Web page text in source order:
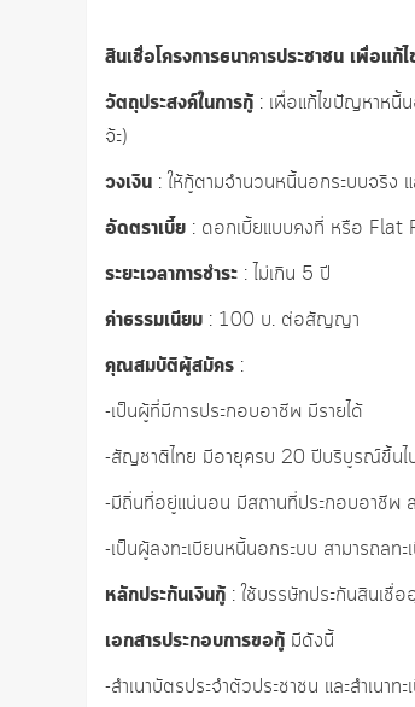
สินเชื่อโครงการธนาคารประชาชน เพื่อแ
วัตถุประสงค์ในการกู้ : เพื่อแก้ไขปัญหาหนี้น
จ้ะ)
วงเงิน : ให้กู้ตามจำนวนหนี้นอกระบบจริง แ
อัดตราเบี้ย : ดอกเบี้ยแบบคงที่ หรือ Flat
ระยะเวลาการชำระ : ไม่เกิน 5 ปี
ค่าธรรมเนียม : 100 บ. ต่อสัญญา
คุณสมบัติผู้สมัคร :
-เป็นผู้ที่มีการประกอบอาชีพ มีรายได้
-สัญชาติไทย มีอายุครบ 20 ปีบริบูรณ์ขึ้นไป
-มีถิ่นที่อยู่แน่นอน มีสถานที่ประกอบอาชีพ
-เป็นผู้ลงทะเบียนหนี้นอกระบบ สามารถลท
หลักประกันเงินกู้ : ใช้บรรษัทประกันสินเชื่
เอกสารประกอบการขอกู้ มีดังนี้
-สำเนาบัตรประจำตัวประชาชน และสำเนาท